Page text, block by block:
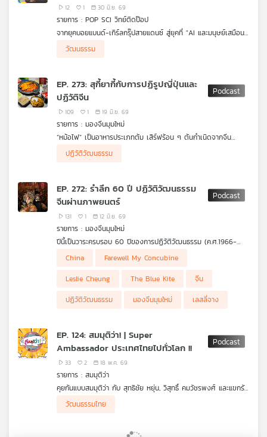
12 1 30 มิ.ย. 69
รายการ : POP SCI วิทย์ติดป๊อป
จากยุคบอยแบนด์-เกิร์ลกรุ๊ปสายแดนซ์ สู่ยุคที่ "AI และมนุษย์เสมือน"
ยึดครองพื้นที่บนสเตจ มาร่วมสำรวจปรากฏการณ์ K-POP ในมุม
มองใหม่กับ #POPSCIวิทย์ติดป๊อป เจาะลึกวิทยาศาสตร์เบื้องหลัง
สะเทือนไปทั่วโลกบันเทิง พร้อมตั้งคำถามชวนคิดว่าในอนาคต
เทคโนโลยีจะเข้ามาแทนที่ศิลปินที่เป็นมนุษย์ได้จริงหรือ ?
วัฒนธรรม
EP. 273: สุกี้ยากี้กับการปฏิรูปญี่ปุ่นและ
ปฏิวัติจีน
109 1 19 มิ.ย. 69
รายการ : มองจีนมุมใหม่
“หม้อไฟ” เป็นอาหารประเภทต้ม เสิร์ฟร้อน ๆ ต้นกำเนิดจากจีน
กระจายไปสู่หลายประเทศในเอเชียตะวันออกรวมทั้งอาเซียน ได้แก่
ญี่ปุ่น เกาหลีใต้ เวียดนามและไทย โดยมีการดัดแปลง ประยุกต์จน
และ “ชาบู” ได้รับความนิยมอย่างกว้างขวาง ขยายต่อไปยังชาติอื่น ๆ
ที่ชื่นชมในรสชาติและวิธีการรับประทานที่ต้องนั่งล้อมวงกินด้วยกัน
หลายคน
โสภิต หวังวิวัฒนา ชวน รศ.วรศักดิ์ มหัทธโนบล ที่ปรึกษาศูนย์จีน
ศึกษา จุฬาลงกรณ์มหาวิทยาลัย คุยว่า ทำไมเมนูนี้จึงเกี่ยวข้องกับ
การปฏิรูปญี่ปุ่นในยุคเมจิและมีบทบาทในหลายเหตุการณ์สำคัญ
กระทั่งการปฏิวัติซินไห่ นำโดย ดร.ซุนยัดเซ็น ต่อเนื่องถึงการเมืองจีน
หัวก้าวหน้า คลี่คลายจากอาหารหรูของชนชั้นสูงในราชสำนักไปสู่อาหาร
ปฏิวัติวัฒนธรรม
EP. 272: รำลึก 60 ปี ปฏิวัติวัฒนธรรม
จีนผ่านภาพยนตร์
131 1 12 มิ.ย. 69
รายการ : มองจีนมุมใหม่
ปีนี้เป็นวาระครบรอบ 60 ปีของการปฏิวัติวัฒนธรรม (ค.ศ.1966-
จนเกิดความเปลี่ยนแปลงครั้งใหญ่ที่สุดครั้งหนึ่งในประวัติศาสตร์จีน
ยุคใหม่ กระทั่งรัฐบาลเองก็ไม่อยากรื้อฟื้น แต่ความจริงและความโหด
ร้ายในช่วงเวลานั้นกลับไม่มีใครอยากลืม ทำให้นักสร้างภาพยนตร์
หลายคนเกิดแรงบันดาลใจ นำบาดแผลจากประวัติศาสตร์ไปเป็นส่วน
หนึ่งของภาพยนตร์จนประสบความสำเร็จระดับโลกและคว้ารางวัลเวที
โสภิต หวังวิวัฒนา ชวน รศ.วรศักดิ์ มหัทธโนบล ที่ปรึกษาศูนย์จีน
ศึกษา จุฬาลงกรณ์มหาวิทยาลัย มารำลึกส่วนเสี้ยวของประวัติศาสตร์
จีนนี้ผ่านภาพยนตร์ชื่อดัง 2 เรื่องคือ “Farewell My Concubine”
รางวัลปาล์มทองคำจากเทศกาลเมืองคานส์ และ "The Blue Kite"
รางวัล Grand Prix จากเทศกาลภาพยนตร์นานาชาติโตเกียว
(1993)และรางวัลยอดเยี่ยมเทศกาลภาพยนตร์ยอดเยี่ยมนานาชาติ
ฮาวาย 1993
China
Farewell My Concubine
Leslie Cheung
The Blue Kite
จีน
ปฏิวัติวัฒนธรรม
มองจีนมุมใหม่ เลสลี่จาง
EP. 124: สมมุติว่า! | Super
Ambassador ประเทศไทยไปทั่วโลก !!
33 2 18 พ.ค. 69
รายการ : สมมุติว่า
คุยกันแบบสมมุติว่า กับ สุทธิชัย หยุ่น, วิสุทธิ์ คมวัชรพงศ์ และแขกรับ
เชิญ "ดร.วิทย์ สิทธิเวคิน" คุยเรื่องสมมุติว่า เมื่อการผลักดันให้
ประเทศไทยไปสู่สายตาชาวโลก เป็นยุทธศาสตร์ใหญ่ที่ช่วยขับเคลื่อน
ประเทศไทยจะไปสู่สายตาชาวโลกได้อย่างไร? อะไรบ้างที่จะกลายเป็น
วัฒนธรรมไทย